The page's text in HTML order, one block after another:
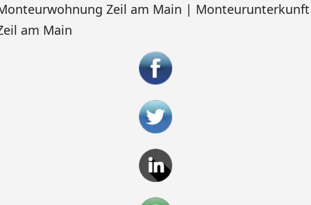
Zeil am Main | Monteurunterkunft
am Main